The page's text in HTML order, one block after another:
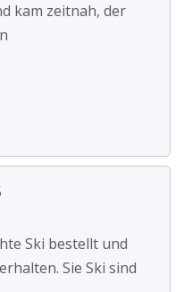
kam zeitnah, der
Ski bestellt und
Sie Ski sind